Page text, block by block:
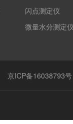
闪点测定仪
微量水分测定
京ICP备16038793号